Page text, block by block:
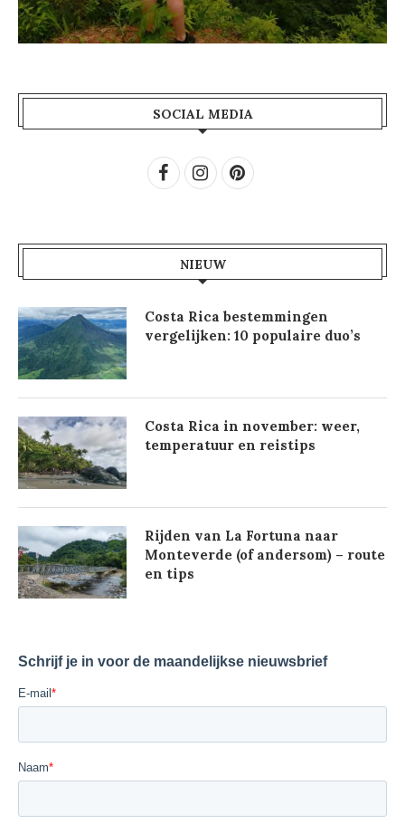
SOCIAL MEDIA
NIEUW
Costa Rica bestemmingen
vergelijken: 10 populaire duo’s
Costa Rica in november: weer,
temperatuur en reistips
Rijden van La Fortuna naar
Monteverde (of andersom) – route
en tips